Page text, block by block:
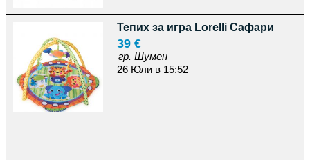
Тепих за игра Lorelli Сафари
39 €
гр. Шумен
26 Юли в 15:52